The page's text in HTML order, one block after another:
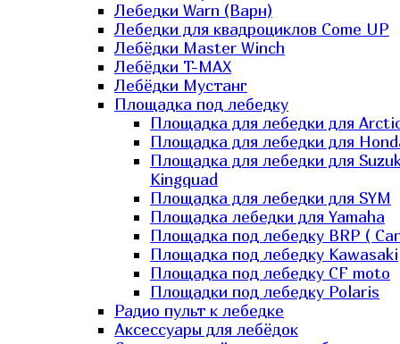
Лебедки Warn (Варн)
Лебедки для квадроциклов Come UP
Лебёдки Master Winch
Лебёдки T-MAX
Лебёдки Мустанг
Площадка под лебедку
Площадка для лебедки для
Площадка для лебедки для
Площадка для лебедки для
Kingquad
Площадка для лебедки для SYM
Площадка лебедки для Yamaha
Площадка под лебедку BRP (
Площадка под лебедку Kawasaki
Площадка под лебедку СF moto
Площадки под лебедку Polaris
Радио пульт к лебедке
Аксессуары для лебёдок